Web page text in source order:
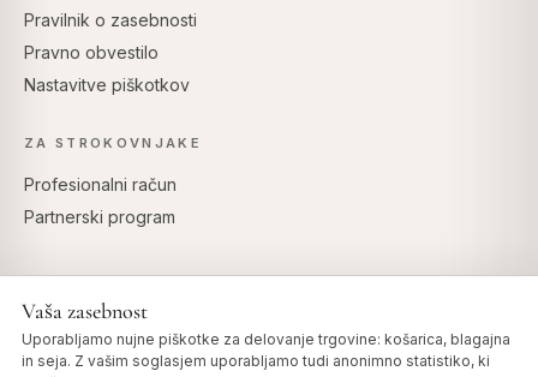
Pravilnik o zasebnosti
Pravno obvestilo
Nastavitve piškotkov
ZA STROKOVNJAKE
Profesionalni račun
Partnerski program
Vaša zasebnost
Uporabljamo nujne piškotke za delovanje trgovine: košarica, blagajna
in seja. Z vašim soglasjem uporabljamo tudi anonimno statistiko, ki